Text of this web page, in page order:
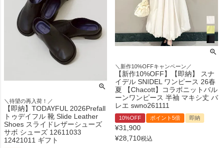
＼待望の再入荷！／
【即納】TODAYFUL 2026Prefall
トゥデイフル 靴 Slide Leather
Shoes スライドレザーシューズ
サボ シューズ 12611033
12421011 ギフト
＼新作10%OFFキャンペーン／
【新作10%OFF】【即納】 スナ
イデル SNIDEL ワンピース 26春
夏 【Chacott】コラボニットバル
ーンワンピース 半袖 マキシ丈 バ
レエ swno261111
10%OFF ポイント5倍 即納
¥31,900
¥28,710税込